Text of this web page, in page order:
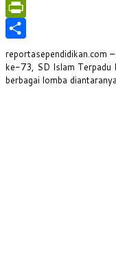
WhatsApp
PrintFriendly
Share
reportasependidikan.com
ke-73, SD Islam Terpadu
berbagai lomba